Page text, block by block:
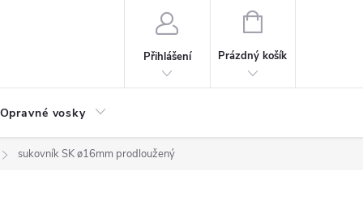
Přihlášení
NÁKUPNÍ
Prázdný košík
Opravné vosky
sukovník SK ø16mm prodloužený